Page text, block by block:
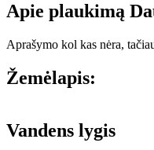
Apie plaukimą
Aprašymo kol kas nėra,
Žemėlapis:
+
Vandens lygis